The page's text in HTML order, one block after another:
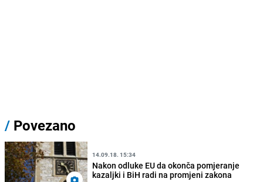
/ Povezano
14.09.18. 15:34
Nakon odluke EU da okonča pomjeranje
kazaljki i BiH radi na promjeni zakona